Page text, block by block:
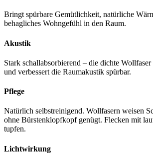
Bringt spürbare Gemütlichkeit, natürliche
behagliches Wohngefühl in den Raum.
Akustik
Stark schallabsorbierend – die dichte
und verbessert die Raumakustik spürbar.
Pflege
Natürlich selbstreinigend. Wollfasern weisen
ohne Bürstenklopfkopf genügt. Flecken mit
tupfen.
Lichtwirkung